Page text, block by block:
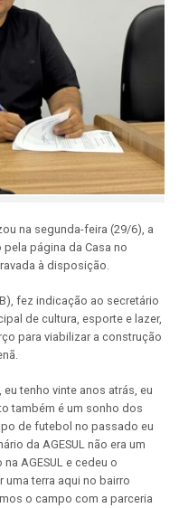
na segunda-feira (29/6), a
pela página da Casa no
à disposição.
fez indicação ao secretário
de cultura, esporte e lazer,
para viabilizar a construção
tenho vinte anos atrás, eu
também é um sonho dos
de futebol no passado eu
da AGESUL não era um
AGESUL e cedeu o
uma terra aqui no bairro
o campo com a parceria